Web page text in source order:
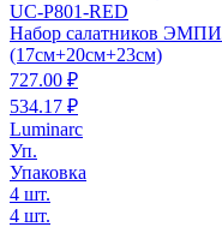
UC-P801-RED
Набор салатников
(17см+20см+23см)
727.00 ₽
534.17 ₽
Luminarc
Уп.
Упаковка
4 шт.
4 шт.